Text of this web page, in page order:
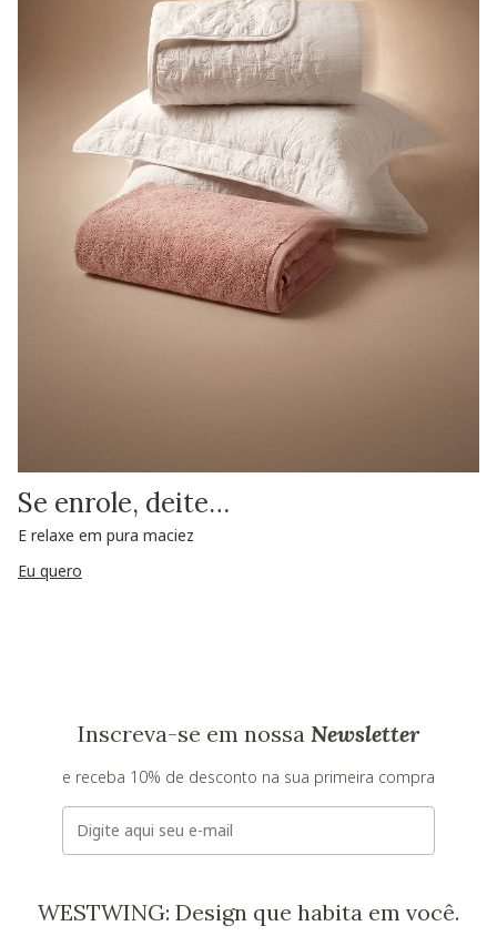
Se enrole, deite…
E relaxe em pura maciez
Eu quero
Inscreva-se em nossa Newsletter
e receba 10% de desconto na sua primeira compra
E-mail
WESTWING: Design que habita em você.